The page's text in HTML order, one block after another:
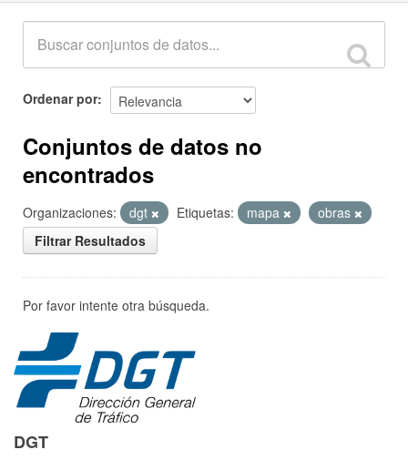
Ordenar por
Conjuntos de datos no
encontrados
Organizaciones: dgt Etiquetas: mapa
obras
Filtrar Resultados
Por favor intente otra búsqueda.
DGT